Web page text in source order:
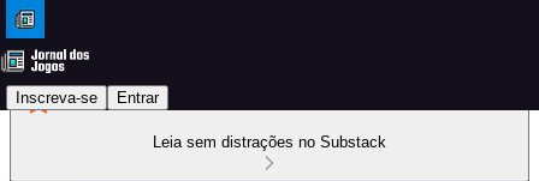
Inscreva-se Entrar
Leia sem distrações no Substack